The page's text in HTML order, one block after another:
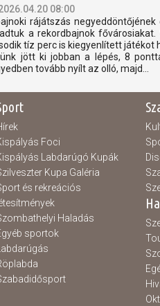
08:00
rájátszás
a rekordbajnok
tíz perc is kiegyenlített játékot
jött ki jobban a lépés, 8
tovább nyílt az olló, majd...
Foci
Labdarúgó Kupák
Kupa Galéria
és rekreációs
Haladás
sportok
Labdarúgás